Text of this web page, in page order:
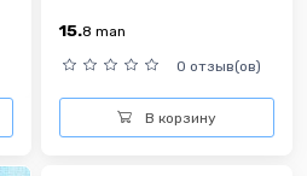
15.8 man
0 отзыв(ов)
В корзину